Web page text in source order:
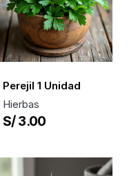
Perejil 1 Unidad
Hierbas
S/ 3.00